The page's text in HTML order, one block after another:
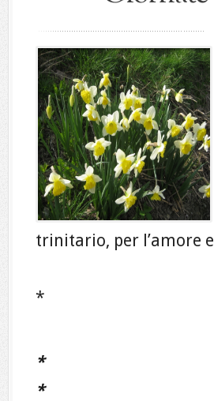
trinitario, per l’amore
*
*
*